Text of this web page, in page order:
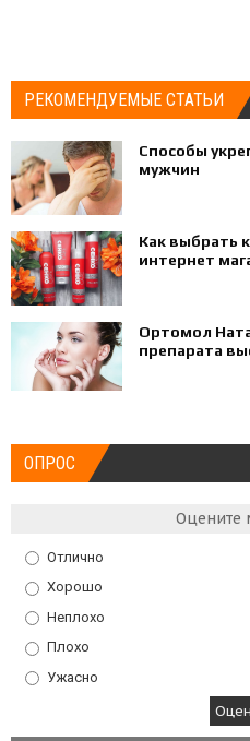
РЕКОМЕНДУЕМЫЕ СТАТЬИ
Способы
мужчин
Как выбрать
интернет
Ортомол
препарата
ОПРОС
Оцените
Отлично
Хорошо
Неплохо
Плохо
Ужасно